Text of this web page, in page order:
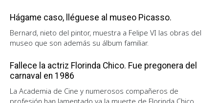
Hágame caso, lléguese al museo Picasso.
Bernard, nieto del pintor, muestra a Felipe VI las obras del
museo que son además su álbum familiar.
Fallece la actriz Florinda Chico. Fue pregonera del
carnaval en 1986
La Academia de Cine y numerosos compañeros de
profesión han lamentado ya la muerte de Florinda Chico.